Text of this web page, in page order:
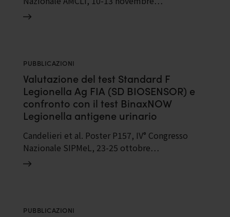
PUBBLICAZIONI
Valutazione del test Standard F
Legionella Ag FIA (SD BIOSENSOR) e
confronto con il test BinaxNOW
Legionella antigene urinario
Candelieri et al. Poster P157, IV° Congresso
Nazionale SIPMeL, 23-25 ottobre…
PUBBLICAZIONI